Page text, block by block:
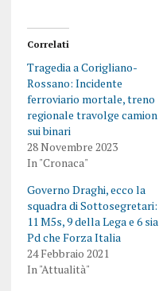
Correlati
Tragedia a Corigliano-
Rossano: Incidente
ferroviario mortale, treno
regionale travolge camion
sui binari
28 Novembre 2023
In "Cronaca"
Governo Draghi, ecco la
squadra di Sottosegretari:
11 M5s, 9 della Lega e 6 sia
Pd che Forza Italia
24 Febbraio 2021
In "Attualità"